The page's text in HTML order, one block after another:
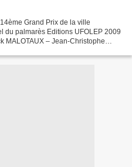
Grand Prix de la ville
du palmarès Editions UFOLEP 2009
MALOTAUX – Jean-Christophe